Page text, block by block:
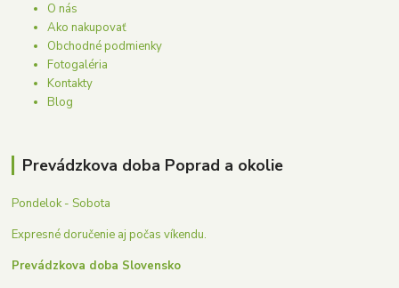
O nás
Ako nakupovať
Obchodné podmienky
Fotogaléria
Kontakty
Blog
Prevádzkova doba Poprad a okolie
Pondelok - Sobota
Expresné doručenie aj počas víkendu.
Prevádzkova doba Slovensko